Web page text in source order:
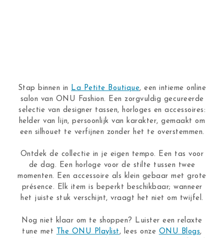
Stap binnen in La Petite Boutique, een intieme online
salon van ONU Fashion. Een zorgvuldig gecureerde
selectie van designer tassen, horloges en accessoires:
helder van lijn, persoonlijk van karakter, gemaakt om
een silhouet te verfijnen zonder het te overstemmen.
Ontdek de collectie in je eigen tempo. Een tas voor
de dag. Een horloge voor de stilte tussen twee
momenten. Een accessoire als klein gebaar met grote
présence. Elk item is beperkt beschikbaar; wanneer
het juiste stuk verschijnt, vraagt het niet om twijfel.
Nog niet klaar om te shoppen? Luister een relaxte
tune met
The ONU Playlist , lees onze ONU Blogs,